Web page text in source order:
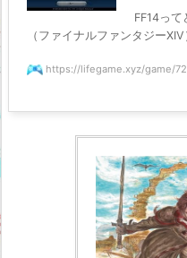
FF14って
（ファイナルファンタジー
https://lifegame.xyz/game/